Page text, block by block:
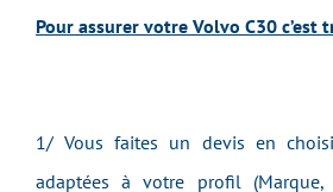
Pour assurer votre Volvo C30 c’est
1/ Vous faites un devis en
adaptées à votre profil (Marque,